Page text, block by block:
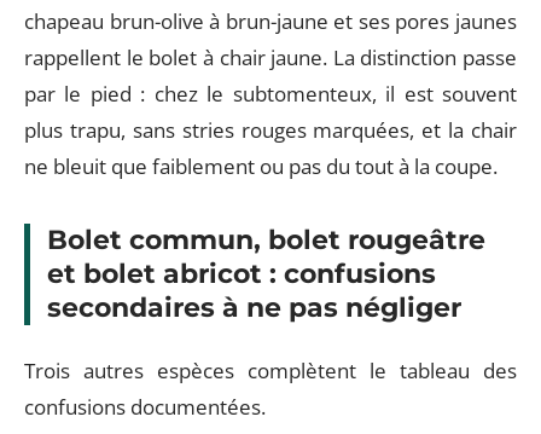
chapeau brun-olive à brun-jaune et ses pores jaunes
rappellent le bolet à chair jaune. La distinction passe
par le pied : chez le subtomenteux, il est souvent
plus trapu, sans stries rouges marquées, et la chair
ne bleuit que faiblement ou pas du tout à la coupe.
Bolet commun, bolet rougeâtre
et bolet abricot : confusions
secondaires à ne pas négliger
Trois autres espèces complètent le tableau des
confusions documentées.